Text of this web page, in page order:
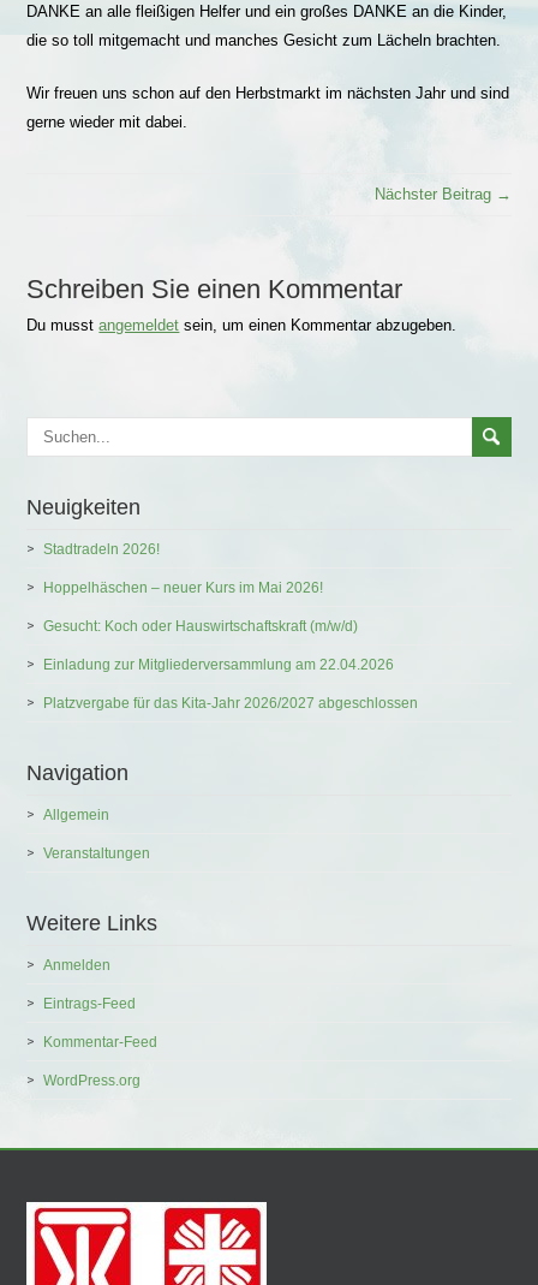
DANKE an alle fleißigen Helfer und ein großes DANKE an die Kinder,
die so toll mitgemacht und manches Gesicht zum Lächeln brachten.
Wir freuen uns schon auf den Herbstmarkt im nächsten Jahr und sind
gerne wieder mit dabei.
Nächster Beitrag →
Schreiben Sie einen Kommentar
Du musstangemeldet sein, um einen Kommentar abzugeben.
Neuigkeiten
Stadtradeln 2026!
Hoppelhäschen – neuer Kurs im Mai 2026!
Gesucht: Koch oder Hauswirtschaftskraft (m/w/d)
Einladung zur Mitgliederversammlung am 22.04.2026
Platzvergabe für das Kita-Jahr 2026/2027 abgeschlossen
Navigation
Allgemein
Veranstaltungen
Weitere Links
Anmelden
Eintrags-Feed
Kommentar-Feed
WordPress.org